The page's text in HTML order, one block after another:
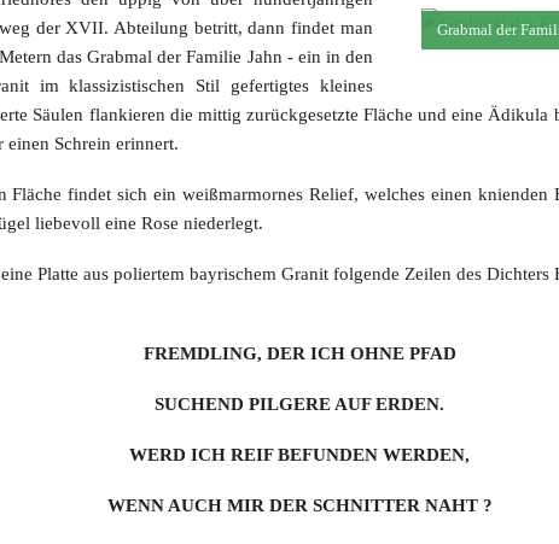
Grabmal der
der XVII. Abteilung betritt, dann findet man
das Grabmal der Familie Jahn - ein in den
im klassizistischen Stil gefertigtes kleines
Säulen flankieren die mittig zurückgesetzte Fläche und eine Ädikula
einen Schrein erinnert.
Fläche findet sich ein weißmarmornes Relief, welches einen
liebevoll eine Rose niederlegt.
Platte aus poliertem bayrischem Granit folgende Zeilen des Dichters
FREMDLING, DER ICH OHNE PFAD
SUCHEND PILGERE AUF ERDEN.
WERD ICH REIF BEFUNDEN WERDEN,
WENN AUCH MIR DER SCHNITTER NAHT ?